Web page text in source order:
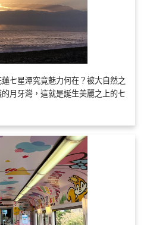
七星潭究竟魅力何在？被大自然之
月牙灣，這就是誕生美麗之上的七